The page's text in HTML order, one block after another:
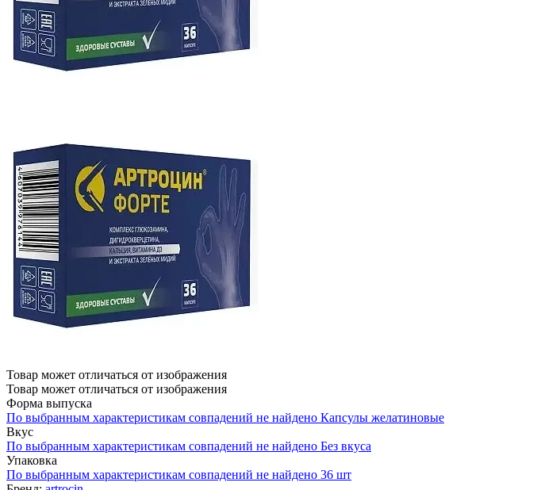
Товар может отличаться от изображения
Товар может отличаться от изображения
Форма выпуска
По выбранным характеристикам совпадений не найдено Капсулы желатиновые
Вкус
По выбранным характеристикам совпадений не найдено Без вкуса
Упаковка
По выбранным характеристикам совпадений не найдено 36 шт